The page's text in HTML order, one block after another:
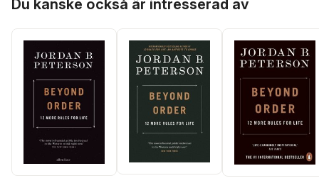
Du kanske också är intresserad av